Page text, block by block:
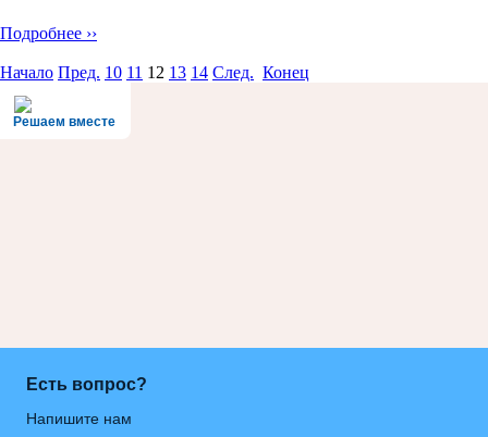
Подробнее ››
Начало Пред. 10 11 12 13 14 След. Конец
Решаем вместе
Есть вопрос?
Напишите нам